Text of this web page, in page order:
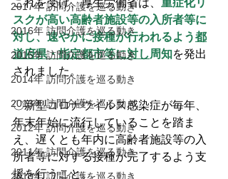
2017年 訪問介護を巡る動き
2016年 訪問介護を巡る動き
2015年 訪問介護を巡る動き
2014年 訪問介護を巡る動き
2013年 訪問介護を巡る動き
2012年 訪問介護を巡る動き
2011年 訪問介護を巡る動き
2010年 訪問介護を巡る動き
これを受け、厚生労働省は、 重症化リ
スクが高い高齢者施設等の入所者等に
対し、速やかに接種が行われるよう都
道府県・指定都市等に対し 周知を発出
されました。
〇新型コロナウイルス感染症が毎年、
年末年始に流行していることを踏ま
え、遅くとも年内に高齢者施設等の入
所者等に対する接種が完了するよう支
援を行うこと。